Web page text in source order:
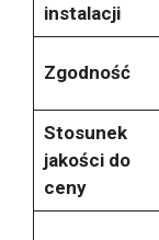
instalacji
Zgodność
Stosunek
jakości do
ceny